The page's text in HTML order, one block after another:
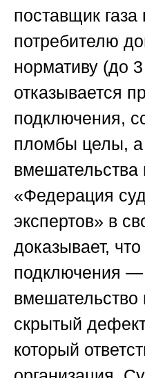
поставщик газа
потребителю
нормативу (до
отказывается
подключения,
пломбы целы, а
«Федерация
экспертов» в
доказывает,
подключения —
вмешательство
скрытый
который